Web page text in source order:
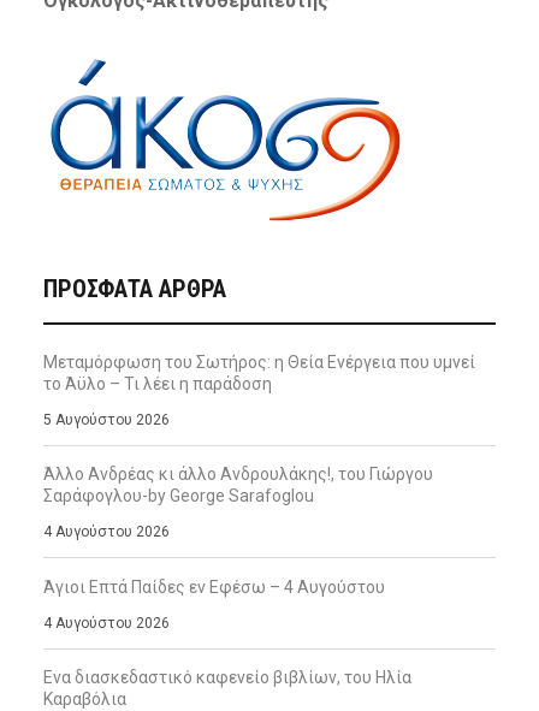
ΠΡΌΣΦΑΤΑ ΆΡΘΡΑ
Μεταμόρφωση του Σωτήρος: η Θεία Ενέργεια που υμνεί
το Άϋλο – Τι λέει η παράδοση
5 Αυγούστου 2026
Άλλο Ανδρέας κι άλλο Ανδρουλάκης!, του Γιώργου
Σαράφογλου-by George Sarafoglou
4 Αυγούστου 2026
Άγιοι Επτά Παίδες εν Εφέσω – 4 Αυγούστου
4 Αυγούστου 2026
Ενα διασκεδαστικό καφενείο βιβλίων, του Ηλία
Καραβόλια